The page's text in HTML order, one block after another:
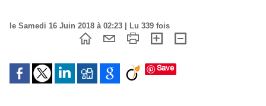
le Samedi 16 Juin 2018 à 02:23 | Lu 339 fois
Save